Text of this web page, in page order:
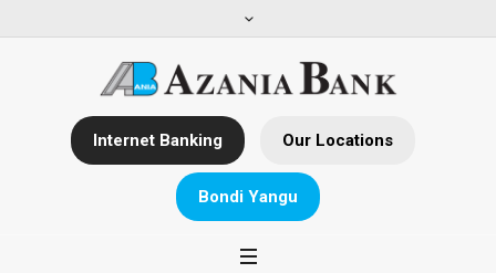
Internet Banking Our Locations
Bondi Yangu